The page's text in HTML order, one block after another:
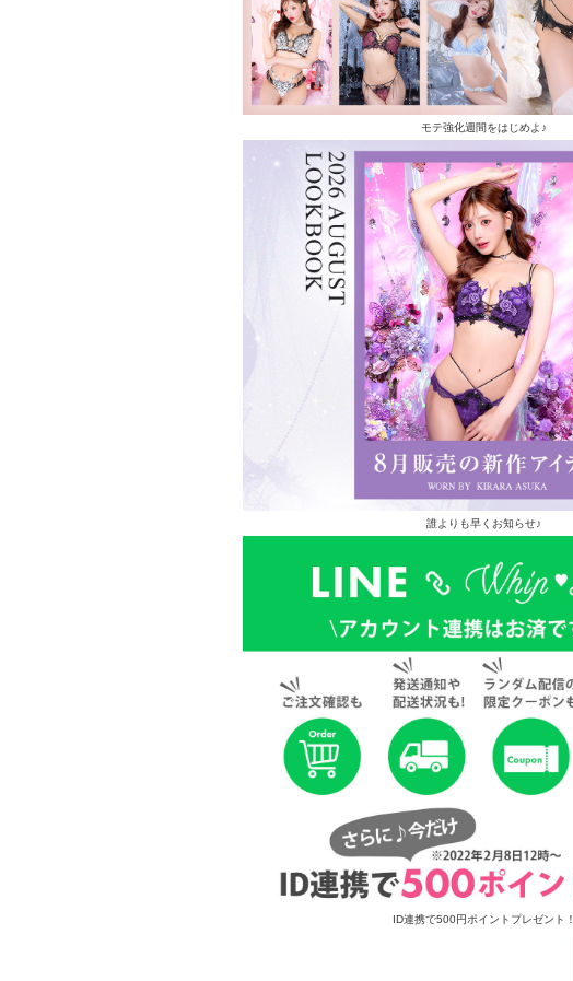
モテ強化週間をはじめよ♪
誰よりも早くお知らせ♪
ID連携で500円ポイントプレゼント！